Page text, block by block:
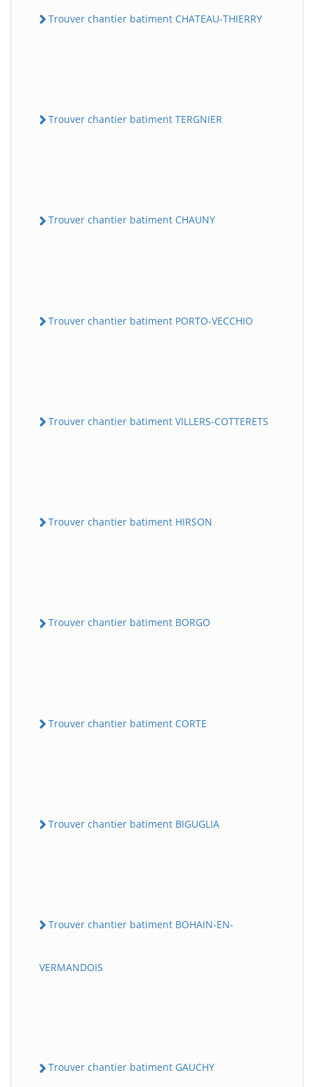
Trouver chantier batiment CHATEAU-THIERRY
Trouver chantier batiment TERGNIER
Trouver chantier batiment CHAUNY
Trouver chantier batiment PORTO-VECCHIO
Trouver chantier batiment VILLERS-COTTERETS
Trouver chantier batiment HIRSON
Trouver chantier batiment BORGO
Trouver chantier batiment CORTE
Trouver chantier batiment BIGUGLIA
Trouver chantier batiment BOHAIN-EN-
VERMANDOIS
Trouver chantier batiment GAUCHY